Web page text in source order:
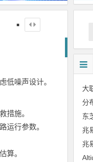
低噪声设计。
措施。
行参数。
算。
分